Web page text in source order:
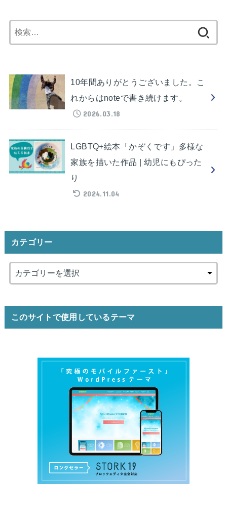
索:
10年間ありがとうございました。こ
れからはnoteで書き続けます。
2026.03.18
LGBTQ+絵本「かぞくです」多様な
家族を描いた作品 | 幼児にもぴった
り
2024.11.04
カテゴリー
このサイトで使用しているテーマ